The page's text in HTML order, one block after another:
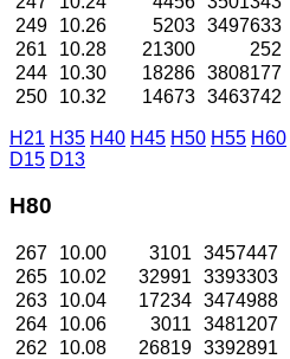
249
10.26 5203 3497633
261
10.28 21300 252
244
10.30 18286 3808177
250
10.32 14673 3463742
H21 H35 H40 H45 H50 H55 H60
D15 D13
H80
267 10.00 3101 3457447
265
10.02 32991 3393303
263
10.04 17234 3474988
264
10.06 3011 3481207
262
10.08 26819 3392891